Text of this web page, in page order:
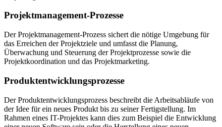
Projektmanagement-Prozesse
Der Projektmanagement-Prozess sichert die nötige Umgebung für
das Erreichen der Projektziele und umfasst die Planung,
Überwachung und Steuerung der Projektprozesse sowie die
Projektkoordination und das Projektmarketing.
Produktentwicklungsprozesse
Der Produktentwicklungsprozess beschreibt die Arbeitsabläufe von
der Idee für ein neues Produkt bis zu seiner Fertigstellung. Im
Rahmen eines IT-Projektes kann dies zum Beispiel die Entwicklung